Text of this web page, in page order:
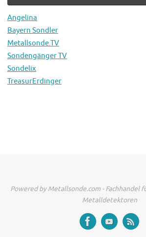
Angelina
Bayern Sondler
Metallsonde.TV
Sondengänger TV
Sondelix
TreasurErdinger
Powered by Metallsonde.com - Fachhandel
Metalldetektoren